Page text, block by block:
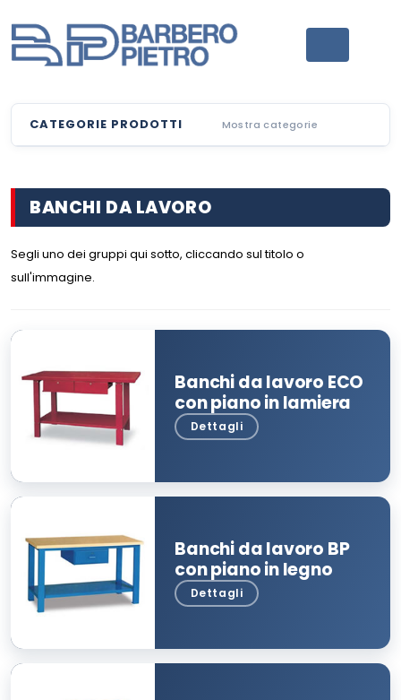
CATEGORIE PRODOTTI Mostra categorie
BANCHI DA LAVORO
Segli uno dei gruppi qui sotto, cliccando sul titolo o
sull'immagine.
Banchi da lavoro ECO
con piano in lamiera
Banchi da lavoro BP
con piano in legno